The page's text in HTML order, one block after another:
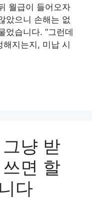
월급이 들어오자
았으니 손해는 없
었습니다. “그런데
지는지, 미납 시
냥 받
면 할
다